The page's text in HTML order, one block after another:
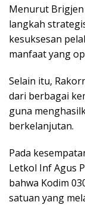
Menurut
langkah
kesuksesan
manfaat yang
Selain itu,
dari berbagai
guna
berkelanjutan.
Pada
Letkol Inf Agus
bahwa Kodim
satuan yang